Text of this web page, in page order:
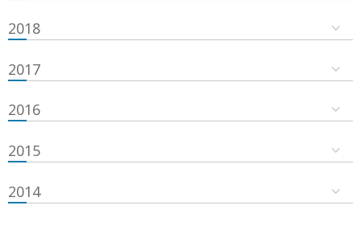
2018
2017
2016
2015
2014